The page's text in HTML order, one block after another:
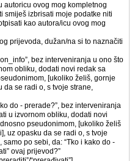
autoricu ovog mog kompletnog
smiješ izbrisati moje podatke niti
kao autora/icu ovog mog
prijevoda, dužan/na si to naznačiti
bez interveniranja u ono što
obliku, dodati novi redak sa
[ukoliko želiš, gornje
da se radi o, s tvoje strane,
do - prerade?”, bez interveniranja
u izvornom obliku, dodati novi
pseudonimom, [ukoliko želiš
uz opasku da se radi o, s tvoje
po sebi, da: “Tko i kako do -
ovaj prijevod?”